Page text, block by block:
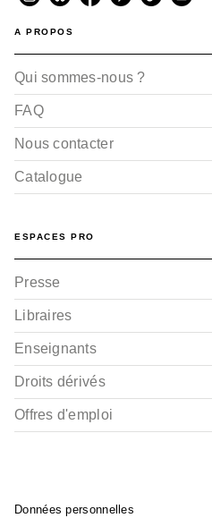
A PROPOS
Qui sommes-nous ?
FAQ
Nous contacter
Catalogue
ESPACES PRO
Presse
Libraires
Enseignants
Droits dérivés
Offres d'emploi
Données personnelles